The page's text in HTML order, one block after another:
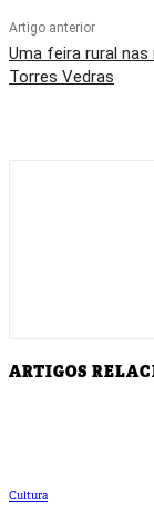
Artigo anterior
Uma feira rural nas
Torres Vedras
ARTIGOS
Cultura